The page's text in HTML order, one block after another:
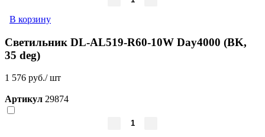
В корзину
Светильник DL-AL519-R60-10W Day4000 (BK,
35 deg)
1 576 руб./ шт
Артикул 29874